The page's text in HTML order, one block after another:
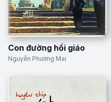
Con đường hồi giáo
Nguyễn Phương Mai